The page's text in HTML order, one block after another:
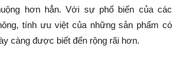
hơn hẳn. Với sự phổ biến của các
tính ưu việt của những sản phẩm có
càng được biết đến rộng rãi hơn.